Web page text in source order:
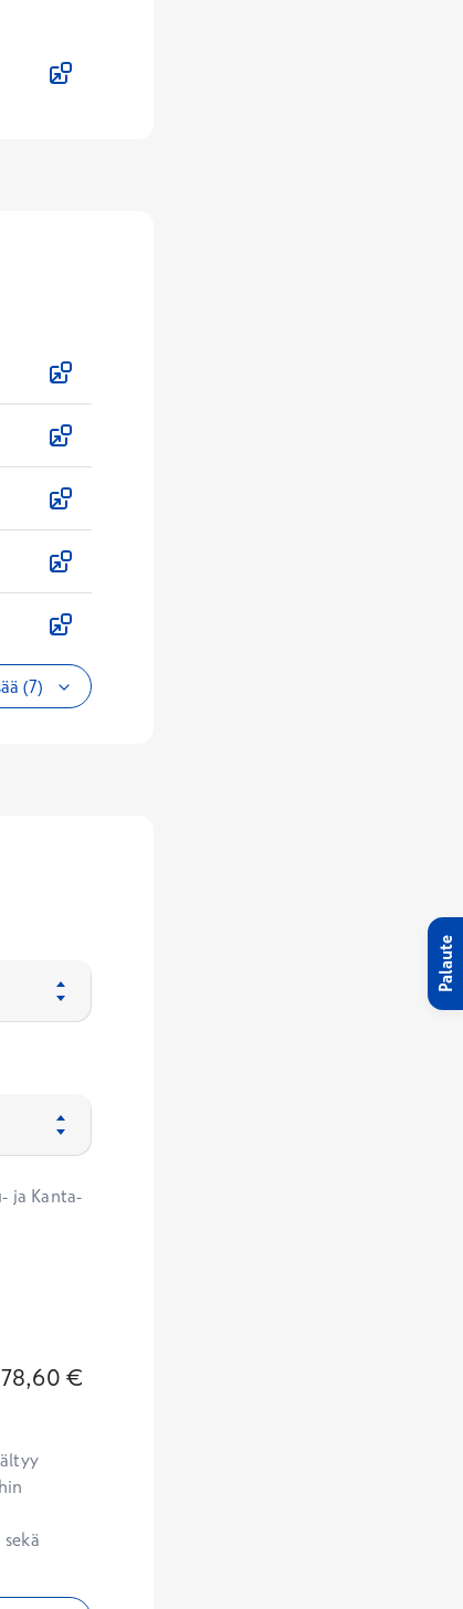
(7)
ja Kanta-
€
Palaute